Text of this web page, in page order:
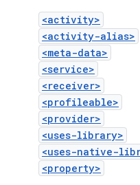
<activity>
<activity-alias>
<meta-data>
<service>
<receiver>
<profileable>
<provider>
<uses-library>
<uses-native-
<property>